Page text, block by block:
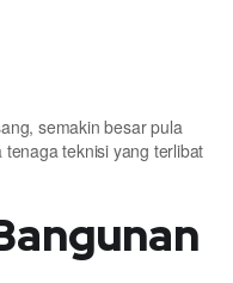
semakin besar pula
teknisi yang terlibat